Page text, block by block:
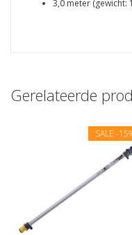
3,0 meter (gewicht:
Gerelateerde
SALE -